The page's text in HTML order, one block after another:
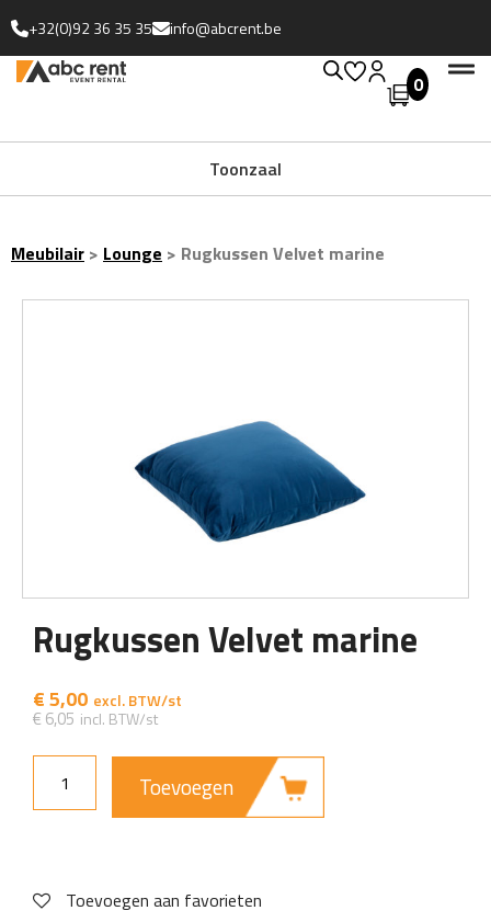
+32(0)92 36 35 35 info@abcrent.be
0
Toonzaal
Uitgebreide collectie
Meubilair > Lounge > Rugkussen Velvet marine
Rugkussen Velvet marine
€5,00
€ 6,05
Toevoegen
Toevoegen aan favorieten